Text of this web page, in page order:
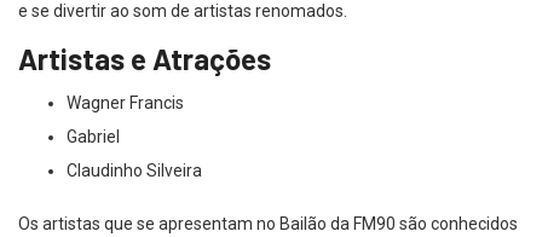
e se divertir ao som de artistas renomados.
Artistas e Atrações
Wagner Francis
Gabriel
Claudinho Silveira
Os artistas que se apresentam no Bailão da FM90 são conhecidos